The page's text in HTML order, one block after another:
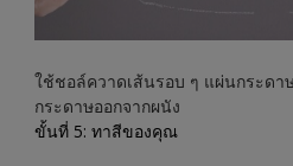
ใช้ชอล์ควาดเส้นรอบ ๆ แผ่นกระดา
กระดาษออกจากผนัง
ขั้นที่ 5: ทาสีของคุณ